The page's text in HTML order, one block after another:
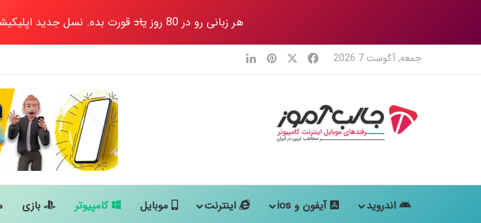
هر زبانی رو در 80 روز یادقورت بده. نسل جدید
جمعه, آگوست 7 2026 فیس بوک‫پین‌ترست
لینکدین
اندروید آیفون و ios اینترنت موبایل کامپیوتر بازی